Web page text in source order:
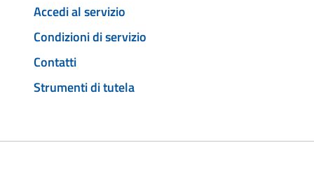
Accedi al servizio
Condizioni di servizio
Contatti
Strumenti di tutela